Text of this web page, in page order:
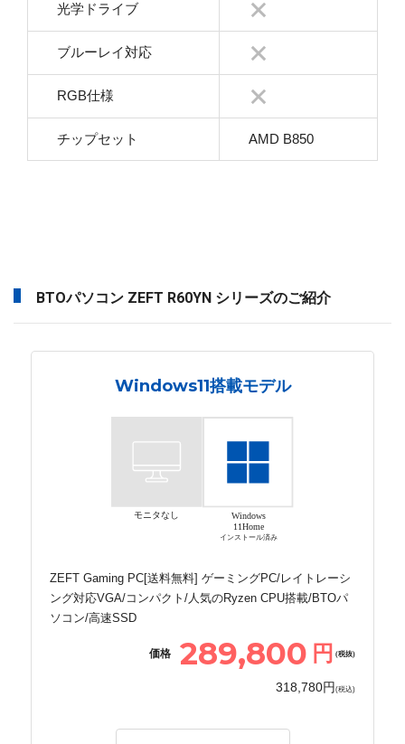
光学ドライブ
ブルーレイ対応
RGB仕様
チップセット AMD B850
BTOパソコン ZEFT R60YN シリーズのご紹介
Windows11搭載モデル
モニタなし
Windows
11Home
インストール済み
ZEFT Gaming PC[送料無料] ゲーミングPC/レイトレーシ
ング対応VGA/コンパクト/人気のRyzen CPU搭載/BTOパ
ソコン/高速SSD
価格 289,800 円 (税抜)
318,780円 (税込)